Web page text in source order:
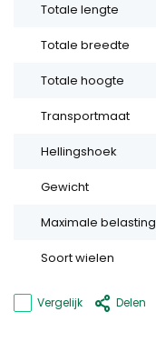
Totale lengte
Totale breedte
Totale hoogte
Transportmaat
Hellingshoek
Gewicht
Maximale belasting
Soort wielen
Vergelijk Delen